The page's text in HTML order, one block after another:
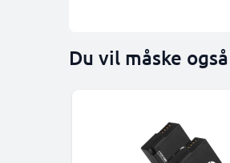
Du vil måske